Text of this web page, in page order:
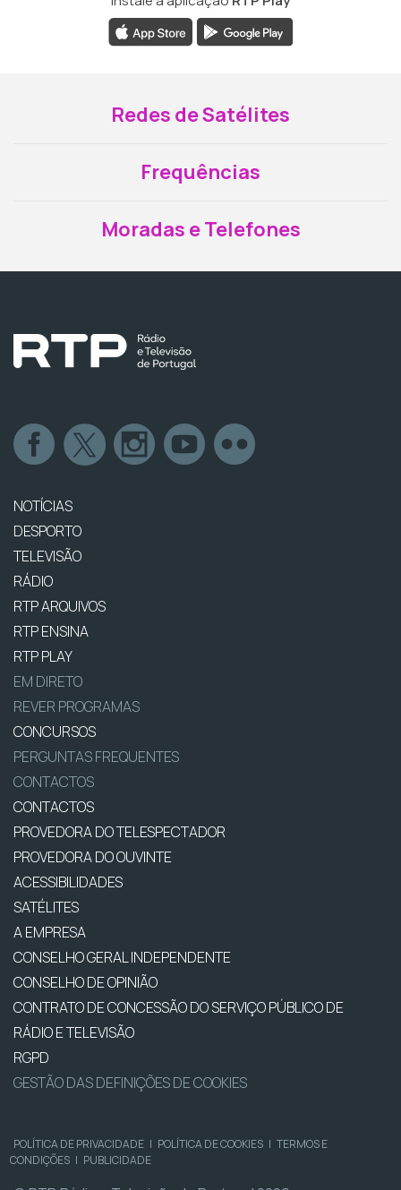
Redes de Satélites
Frequências
Moradas e Telefones
NOTÍCIAS
DESPORTO
TELEVISÃO
RÁDIO
RTP ARQUIVOS
RTP ENSINA
RTP PLAY
EM DIRETO
REVER PROGRAMAS
CONCURSOS
PERGUNTAS FREQUENTES
CONTACTOS
CONTACTOS
PROVEDORA DO TELESPECTADOR
PROVEDORA DO OUVINTE
ACESSIBILIDADES
SATÉLITES
A EMPRESA
CONSELHO GERAL INDEPENDENTE
CONSELHO DE OPINIÃO
CONTRATO DE CONCESSÃO DO SERVIÇO PÚBLICO DE
RÁDIO E TELEVISÃO
RGPD
GESTÃO DAS DEFINIÇÕES DE COOKIES
POLÍTICA DE PRIVACIDADE | POLÍTICA DE COOKIES | TERMOS E
CONDIÇÕES | PUBLICIDADE